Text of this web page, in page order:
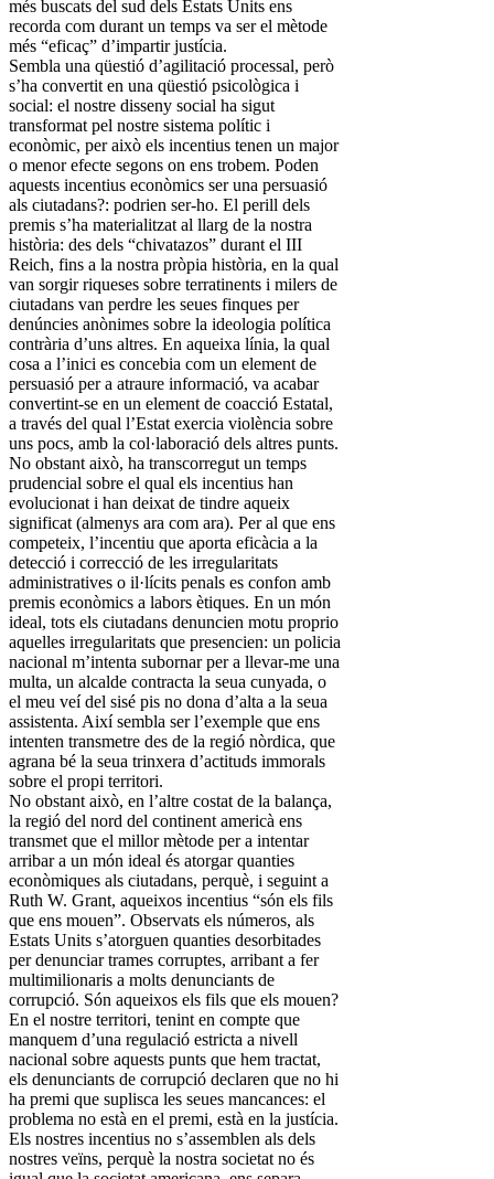
més buscats del sud dels Estats Units ens
recorda com durant un temps va ser el mètode
més “eficaç” d’impartir justícia.
Sembla una qüestió d’agilitació processal, però
s’ha convertit en una qüestió psicològica i
social: el nostre disseny social ha sigut
transformat pel nostre sistema polític i
econòmic, per això els incentius tenen un major
o menor efecte segons on ens trobem. Poden
aquests incentius econòmics ser una persuasió
als ciutadans?: podrien ser-ho. El perill dels
premis s’ha materialitzat al llarg de la nostra
història: des dels “chivatazos” durant el III
Reich, fins a la nostra pròpia història, en la qual
van sorgir riqueses sobre terratinents i milers de
ciutadans van perdre les seues finques per
denúncies anònimes sobre la ideologia política
contrària d’uns altres. En aqueixa línia, la qual
cosa a l’inici es concebia com un element de
persuasió per a atraure informació, va acabar
convertint-se en un element de coacció Estatal,
a través del qual l’Estat exercia violència sobre
uns pocs, amb la col·laboració dels altres punts.
No obstant això, ha transcorregut un temps
prudencial sobre el qual els incentius han
evolucionat i han deixat de tindre aqueix
significat (almenys ara com ara). Per al que ens
competeix, l’incentiu que aporta eficàcia a la
detecció i correcció de les irregularitats
administratives o il·lícits penals es confon amb
premis econòmics a labors ètiques. En un món
ideal, tots els ciutadans denuncien motu proprio
aquelles irregularitats que presencien: un policia
nacional m’intenta subornar per a llevar-me una
multa, un alcalde contracta la seua cunyada, o
el meu veí del sisé pis no dona d’alta a la seua
assistenta. Així sembla ser l’exemple que ens
intenten transmetre des de la regió nòrdica, que
agrana bé la seua trinxera d’actituds immorals
sobre el propi territori.
No obstant això, en l’altre costat de la balança,
la regió del nord del continent americà ens
transmet que el millor mètode per a intentar
arribar a un món ideal és atorgar quanties
econòmiques als ciutadans, perquè, i seguint a
Ruth W. Grant, aqueixos incentius “són els fils
que ens mouen”. Observats els números, als
Estats Units s’atorguen quanties desorbitades
per denunciar trames corruptes, arribant a fer
multimilionaris a molts denunciants de
corrupció. Són aqueixos els fils que els mouen?
En el nostre territori, tenint en compte que
manquem d’una regulació estricta a nivell
nacional sobre aquests punts que hem tractat,
els denunciants de corrupció declaren que no hi
ha premi que suplisca les seues mancances: el
problema no està en el premi, està en la justícia.
Els nostres incentius no s’assemblen als dels
nostres veïns, perquè la nostra societat no és